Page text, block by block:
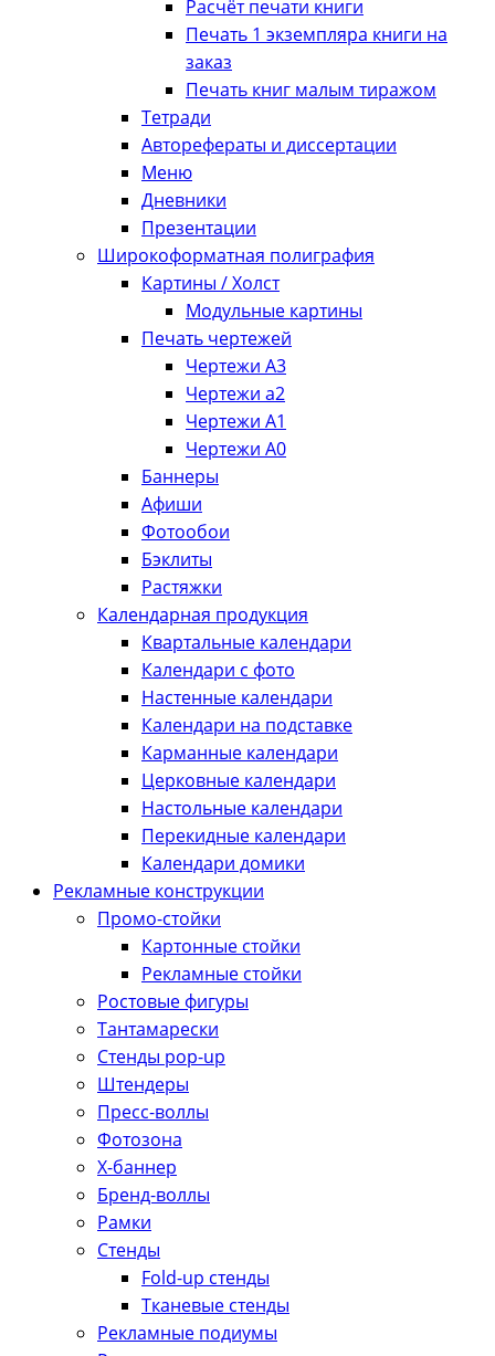
Расчёт печати книги
Печать 1 экземпляра книги на
заказ
Печать книг малым тиражом
Тетради
Авторефераты и диссертации
Меню
Дневники
Презентации
Широкоформатная полиграфия
Картины / Холст
Модульные картины
Печать чертежей
Чертежи А3
Чертежи а2
Чертежи А1
Чертежи А0
Баннеры
Афиши
Фотообои
Бэклиты
Растяжки
Календарная продукция
Квартальные календари
Календари с фото
Настенные календари
Календари на подставке
Карманные календари
Церковные календари
Настольные календари
Перекидные календари
Календари домики
Рекламные конструкции
Промо-стойки
Картонные стойки
Рекламные стойки
Ростовые фигуры
Тантамарески
Стенды pop-up
Штендеры
Пресс-воллы
Фотозона
Х-баннер
Бренд-воллы
Рамки
Стенды
Fold-up стенды
Тканевые стенды
Рекламные подиумы